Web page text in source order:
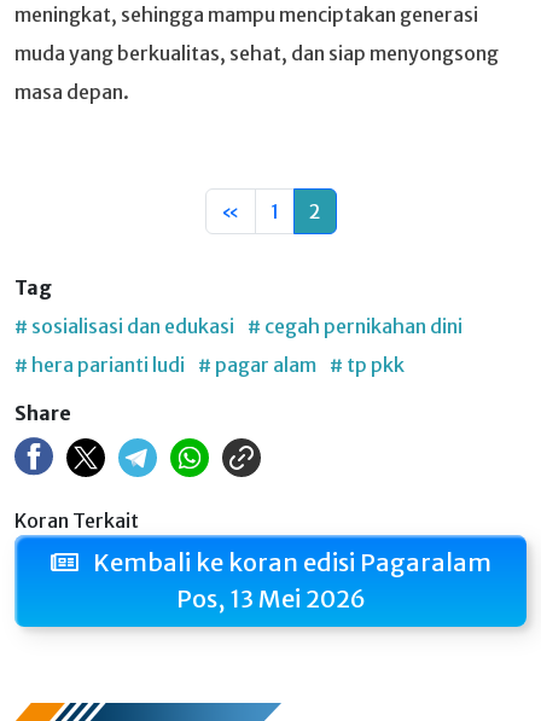
meningkat, sehingga mampu menciptakan generasi
muda yang berkualitas, sehat, dan siap menyongsong
masa depan.
« 1 2
Tag
# sosialisasi dan edukasi
# cegah pernikahan dini
# hera parianti ludi
# pagar alam # tp pkk
Share
Koran Terkait
Kembali ke koran edisi Pagaralam
Pos, 13 Mei 2026